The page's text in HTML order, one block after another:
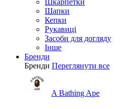
Шкарпетки
Шапки
Кепки
Рукавиці
Засоби для догляду
Інше
Бренди
Бренди Переглянути все
A Bathing Ape